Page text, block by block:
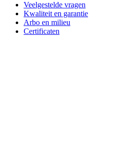
Veelgestelde vragen
Kwaliteit en garantie
Arbo en milieu
Certificaten